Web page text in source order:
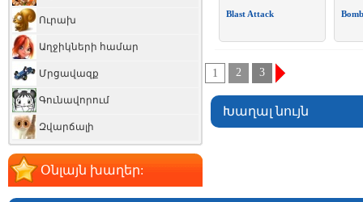
Ուրախ
Աղջիկների համար
Մրցավազք
Գունավորում
Զվարճալի
Օնլայն խաղեր:
Blast Attack
1 2 3
Խաղալ նույն